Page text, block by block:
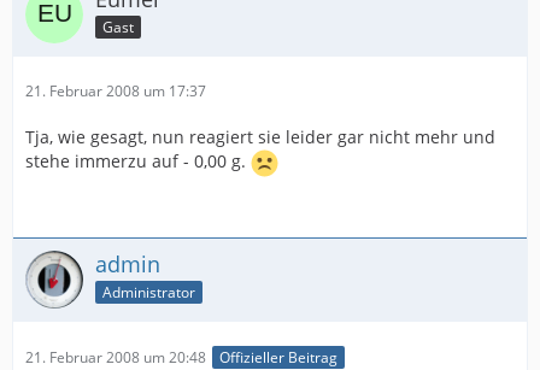
Gast
21. Februar 2008 um 17:37
Tja, wie gesagt, nun reagiert sie leider gar nicht mehr und
stehe immerzu auf - 0,00 g.
admin
Administrator
21. Februar 2008 um 20:48 Offizieller Beitrag